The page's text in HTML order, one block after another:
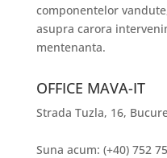
componentelor
asupra carora
mentenanta.
OFFICE MAVA-IT
Strada Tuzla, 16,
Suna acum: (+40) 752